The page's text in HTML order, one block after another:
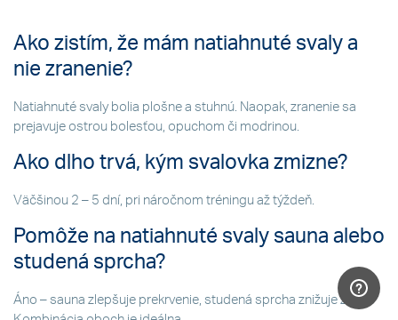
Ako zistím, že mám natiahnuté svaly a
nie zranenie?
Natiahnuté svaly bolia plošne a stuhnú. Naopak, zranenie sa
prejavuje ostrou bolesťou, opuchom či modrinou.
Ako dlho trvá, kým svalovka zmizne?
Väčšinou 2 – 5 dní, pri náročnom tréningu až týždeň.
Pomôže na natiahnuté svaly sauna alebo
studená sprcha?
Áno – sauna zlepšuje prekrvenie, studená sprcha znižuje zápal.